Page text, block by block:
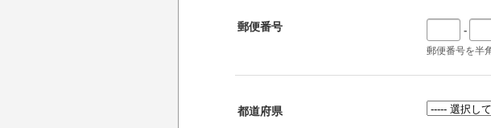
郵便番号 -
郵便番号を半
都道府県